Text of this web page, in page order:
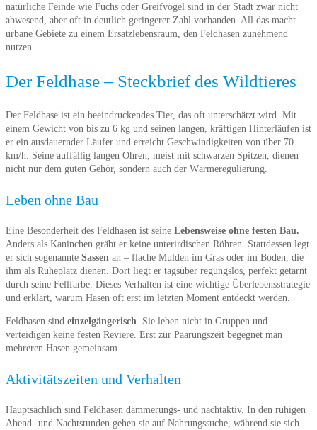
natürliche Feinde wie Fuchs oder Greifvögel sind in der Stadt zwar nicht
abwesend, aber oft in deutlich geringerer Zahl vorhanden. All das macht
urbane Gebiete zu einem Ersatzlebensraum, den Feldhasen zunehmend
nutzen.
Der Feldhase – Steckbrief des Wildtieres
Der Feldhase ist ein beeindruckendes Tier, das oft unterschätzt wird. Mit
einem Gewicht von bis zu 6 kg und seinen langen, kräftigen Hinterläufen ist
er ein ausdauernder Läufer und erreicht Geschwindigkeiten von über 70
km/h. Seine auffällig langen Ohren, meist mit schwarzen Spitzen, dienen
nicht nur dem guten Gehör, sondern auch der Wärmeregulierung.
Leben ohne Bau
Eine Besonderheit des Feldhasen ist seine Lebensweise ohne festen Bau.
Anders als Kaninchen gräbt er keine unterirdischen Röhren. Stattdessen legt
er sich sogenannte Sassen an – flache Mulden im Gras oder im Boden, die
ihm als Ruheplatz dienen. Dort liegt er tagsüber regungslos, perfekt getarnt
durch seine Fellfarbe. Dieses Verhalten ist eine wichtige Überlebensstrategie
und erklärt, warum Hasen oft erst im letzten Moment entdeckt werden.
Feldhasen sind einzelgängerisch . Sie leben nicht in Gruppen und
verteidigen keine festen Reviere. Erst zur Paarungszeit begegnet man
mehreren Hasen gemeinsam.
Aktivitätszeiten und Verhalten
Hauptsächlich sind Feldhasen dämmerungs- und nachtaktiv. In den ruhigen
Abend- und Nachtstunden gehen sie auf Nahrungssuche, während sie sich